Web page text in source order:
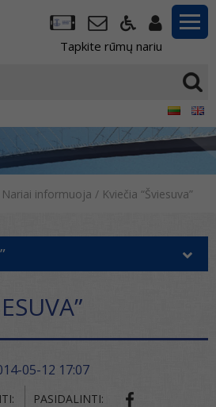
Tapkite rūmų nariu
Nariai informuoja / Kviečia “Šviesuva”
05-12 17:07
PASIDALINTI: